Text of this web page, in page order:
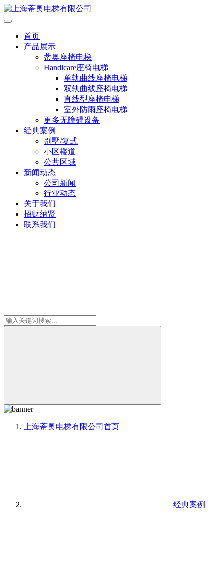
首页
产品展示
蒂奥座椅电梯
Handicare座椅电梯
单轨曲线座椅电梯
双轨曲线座椅电梯
直线型座椅电梯
室外防雨座椅电梯
更多无障碍设备
经典案例
别墅/复式
小区楼道
公共区域
新闻动态
公司新闻
行业动态
关于我们
招财纳贤
联系我们
上海蒂奥电梯有限公司 首页
经典案例